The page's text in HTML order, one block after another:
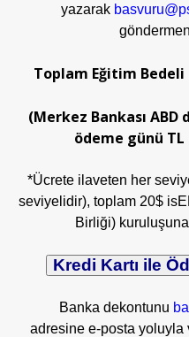
yazarak
Toplam Eğitim Bedeli
(Merkez Bankası
ödeme günü
*Ücrete ilaveten her
seviyelidir), toplam 20$
Birliği) kuruluşuna
Banka dekontunu
adresine e-posta yoluyla